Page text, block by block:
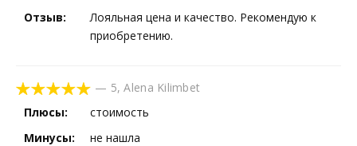
Отзыв:
Лояльная цена и качество. Рекомендую к
приобретению.
— 5,Alena Kilimbet
Плюсы:
стоимость
Минусы:
не нашла